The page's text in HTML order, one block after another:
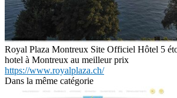
Royal Plaza Montreux Site Officiel Hôtel 5
hotel à Montreux au meilleur prix
https://www.royalplaza.ch/
Dans la même catégorie